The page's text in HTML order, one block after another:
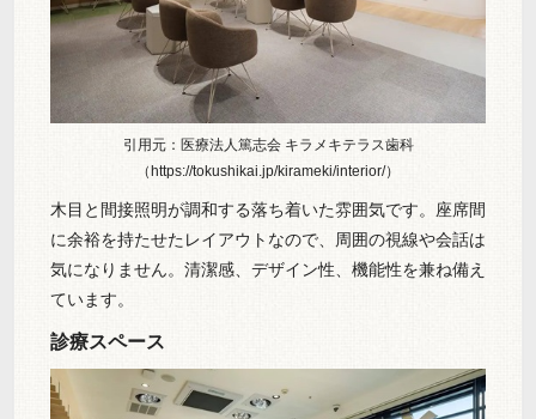
引用元：医療法人篤志会 キラメキテラス歯科
（https://tokushikai.jp/kirameki/interior/）
木目と間接照明が調和する落ち着いた雰囲気です。座席間
に余裕を持たせたレイアウトなので、周囲の視線や会話は
気になりません。清潔感、デザイン性、機能性を兼ね備え
ています。
診療スペース